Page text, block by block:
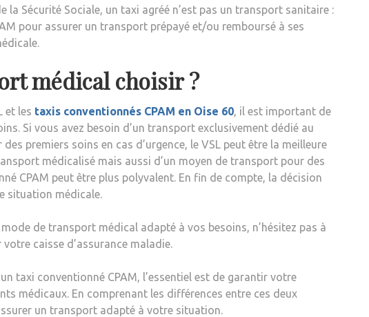
Sécurité Sociale, un taxi agréé n’est pas un transport sanitaire :
pour assurer un transport prépayé et/ou remboursé à ses
médical choisir ?
et les taxis conventionnés CPAM en Oise 60, il est important de
Si vous avez besoin d’un transport exclusivement dédié au
premiers soins en cas d’urgence, le VSL peut être la meilleure
médicalisé mais aussi d’un moyen de transport pour des
CPAM peut être plus polyvalent. En fin de compte, la décision
situation médicale.
de transport médical adapté à vos besoins, n’hésitez pas à
caisse d’assurance maladie.
taxi conventionné CPAM, l’essentiel est de garantir votre
médicaux. En comprenant les différences entre ces deux
un transport adapté à votre situation.